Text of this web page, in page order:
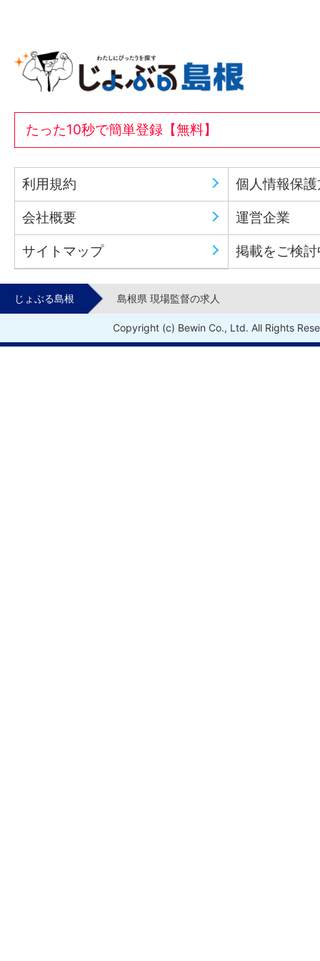
たった10秒で簡単登録【無料】
利用規約 個人情報保
会社概要 運営企業
サイトマップ 掲載をご検
じょぶる島根 島根県 現場監督の求人
Copyright (c) Bewin Co., Ltd. All Rights